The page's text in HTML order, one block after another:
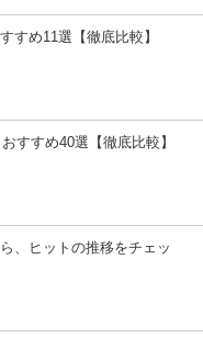
すめ11選【徹底比較】
すすめ40選【徹底比較】
、ヒットの推移をチェッ